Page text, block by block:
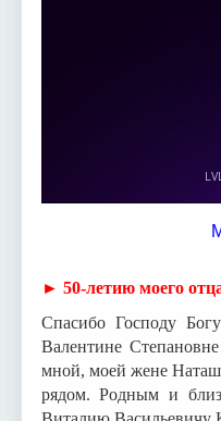
► 50-летию моего
Спасибо Господу
Валентине
мной, моей жене
рядом. Родным и